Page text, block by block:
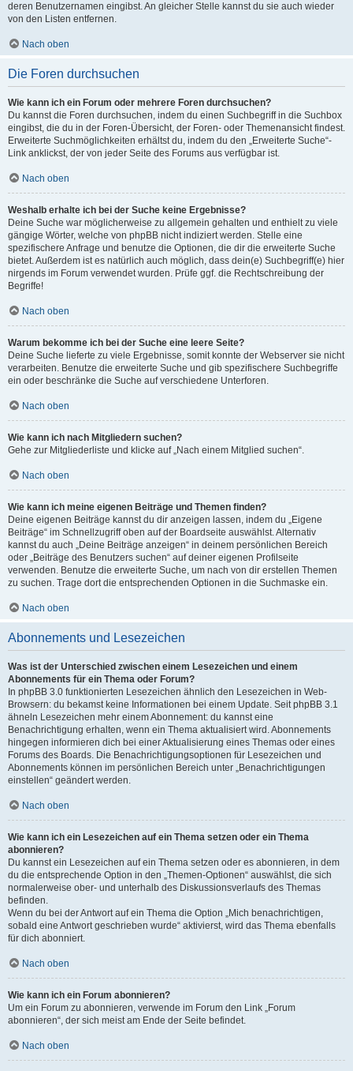
deren Benutzernamen eingibst. An gleicher Stelle kannst du sie auch wieder
von den Listen entfernen.
Nach oben
Die Foren durchsuchen
Wie kann ich ein Forum oder mehrere Foren durchsuchen?
Du kannst die Foren durchsuchen, indem du einen Suchbegriff in die Suchbox
eingibst, die du in der Foren-Übersicht, der Foren- oder Themenansicht findest.
Erweiterte Suchmöglichkeiten erhältst du, indem du den „Erweiterte Suche“-
Link anklickst, der von jeder Seite des Forums aus verfügbar ist.
Nach oben
Weshalb erhalte ich bei der Suche keine Ergebnisse?
Deine Suche war möglicherweise zu allgemein gehalten und enthielt zu viele
gängige Wörter, welche von phpBB nicht indiziert werden. Stelle eine
spezifischere Anfrage und benutze die Optionen, die dir die erweiterte Suche
bietet. Außerdem ist es natürlich auch möglich, dass dein(e) Suchbegriff(e) hier
nirgends im Forum verwendet wurden. Prüfe ggf. die Rechtschreibung der
Begriffe!
Nach oben
Warum bekomme ich bei der Suche eine leere Seite?
Deine Suche lieferte zu viele Ergebnisse, somit konnte der Webserver sie nicht
verarbeiten. Benutze die erweiterte Suche und gib spezifischere Suchbegriffe
ein oder beschränke die Suche auf verschiedene Unterforen.
Nach oben
Wie kann ich nach Mitgliedern suchen?
Gehe zur Mitgliederliste und klicke auf „Nach einem Mitglied suchen“.
Nach oben
Wie kann ich meine eigenen Beiträge und Themen finden?
Deine eigenen Beiträge kannst du dir anzeigen lassen, indem du „Eigene
Beiträge“ im Schnellzugriff oben auf der Boardseite auswählst. Alternativ
kannst du auch „Deine Beiträge anzeigen“ in deinem persönlichen Bereich
oder „Beiträge des Benutzers suchen“ auf deiner eigenen Profilseite
verwenden. Benutze die erweiterte Suche, um nach von dir erstellen Themen
zu suchen. Trage dort die entsprechenden Optionen in die Suchmaske ein.
Nach oben
Abonnements und Lesezeichen
Was ist der Unterschied zwischen einem Lesezeichen und einem
Abonnements für ein Thema oder Forum?
In phpBB 3.0 funktionierten Lesezeichen ähnlich den Lesezeichen in Web-
Browsern: du bekamst keine Informationen bei einem Update. Seit phpBB 3.1
ähneln Lesezeichen mehr einem Abonnement: du kannst eine
Benachrichtigung erhalten, wenn ein Thema aktualisiert wird. Abonnements
hingegen informieren dich bei einer Aktualisierung eines Themas oder eines
Forums des Boards. Die Benachrichtigungsoptionen für Lesezeichen und
Abonnements können im persönlichen Bereich unter „Benachrichtigungen
einstellen“ geändert werden.
Nach oben
Wie kann ich ein Lesezeichen auf ein Thema setzen oder ein Thema
abonnieren?
Du kannst ein Lesezeichen auf ein Thema setzen oder es abonnieren, in dem
du die entsprechende Option in den „Themen-Optionen“ auswählst, die sich
normalerweise ober- und unterhalb des Diskussionsverlaufs des Themas
befinden.
Wenn du bei der Antwort auf ein Thema die Option „Mich benachrichtigen,
sobald eine Antwort geschrieben wurde“ aktivierst, wird das Thema ebenfalls
für dich abonniert.
Nach oben
Wie kann ich ein Forum abonnieren?
Um ein Forum zu abonnieren, verwende im Forum den Link „Forum
abonnieren“, der sich meist am Ende der Seite befindet.
Nach oben